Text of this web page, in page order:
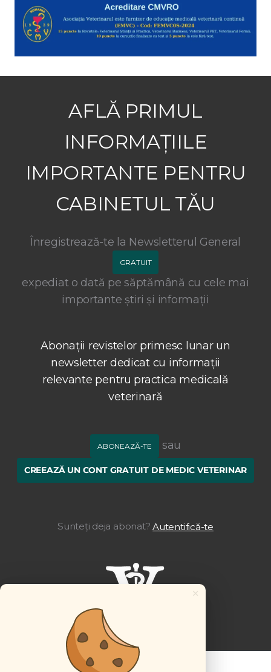
AFLĂ PRIMUL
INFORMAȚIILE
IMPORTANTE PENTRU
CABINETUL TĂU
Înregistrează-te la Newsletterul General
GRATUIT
expediat o dată pe săptămână cu cele mai
importante știri și informații
Abonații revistelor primesc lunar un
newsletter dedicat cu informații
relevante pentru practica medicală
veterinară
ABONEAZĂ-TE sau
CREEAZĂ UN CONT GRATUIT DE MEDIC VETERINAR
Sunteți deja abonat? Autentifică-te
×